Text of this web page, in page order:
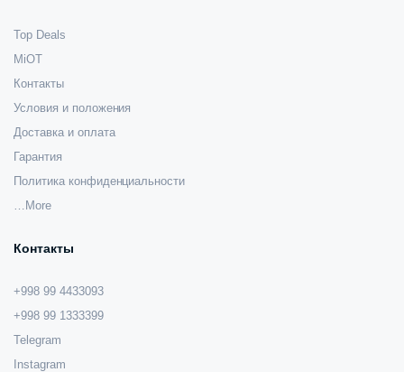
Top Deals
MiOT
Контакты
Условия и положения
Доставка и оплата
Гарантия
Политика конфиденциальности
…More
Контакты
+998 99 4433093
+998 99 1333399
Telegram
Instagram